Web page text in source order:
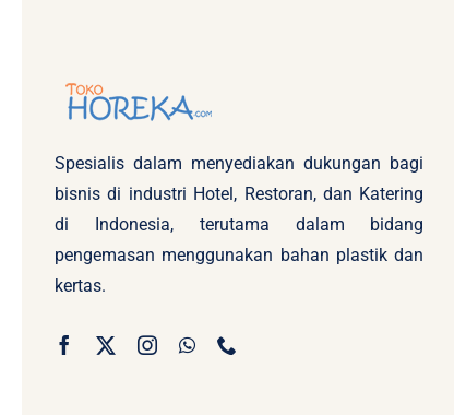
Spesialis dalam menyediakan dukungan bagi
bisnis di industri Hotel, Restoran, dan Katering
di Indonesia, terutama dalam bidang
pengemasan menggunakan bahan plastik dan
kertas.